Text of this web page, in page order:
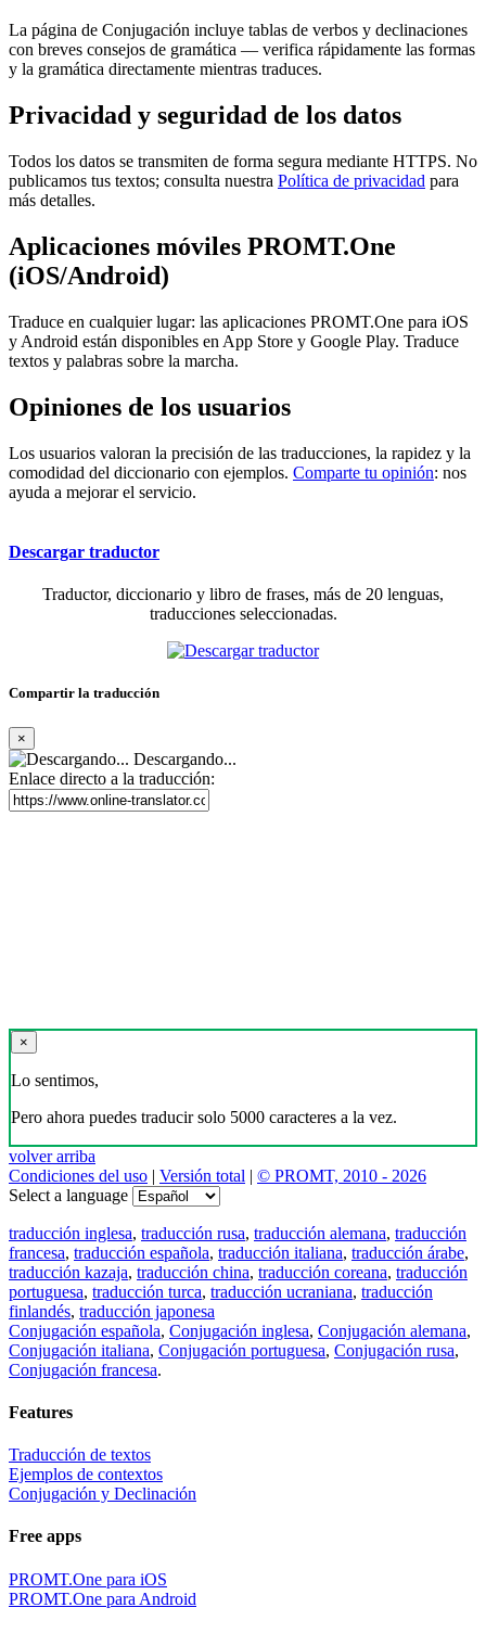
La página de Conjugación incluye tablas de verbos y declinaciones
con breves consejos de gramática — verifica rápidamente las formas
y la gramática directamente mientras traduces.
Privacidad y seguridad de los datos
Todos los datos se transmiten de forma segura mediante HTTPS. No
publicamos tus textos; consulta nuestra Política de privacidad para
más detalles.
Aplicaciones móviles PROMT.One
(iOS/Android)
Traduce en cualquier lugar: las aplicaciones PROMT.One para iOS
y Android están disponibles en App Store y Google Play. Traduce
textos y palabras sobre la marcha.
Opiniones de los usuarios
Los usuarios valoran la precisión de las traducciones, la rapidez y la
comodidad del diccionario con ejemplos. Comparte tu opinión: nos
ayuda a mejorar el servicio.
Descargar traductor
Traductor, diccionario y libro de frases, más de 20 lenguas,
traducciones seleccionadas.
Compartir la traducción
×
Descargando...
Enlace directo a la traducción:
×
Lo sentimos,
Pero ahora puedes traducir solo 5000 caracteres a la vez.
volver arriba
Condiciones del uso | Versión total | © PROMT, 2010 - 2026
Select a language
traducción inglesa, traducción rusa, traducción alemana, traducción
francesa, traducción española, traducción italiana, traducción árabe,
traducción kazaja, traducción china, traducción coreana, traducción
portuguesa, traducción turca, traducción ucraniana, traducción
finlandés, traducción japonesa
Conjugación española, Conjugación inglesa, Conjugación alemana,
Conjugación italiana, Conjugación portuguesa, Conjugación rusa,
Conjugación francesa.
Features
Traducción de textos
Ejemplos de contextos
Conjugación y Declinación
Free apps
PROMT.One para iOS
PROMT.One para Android